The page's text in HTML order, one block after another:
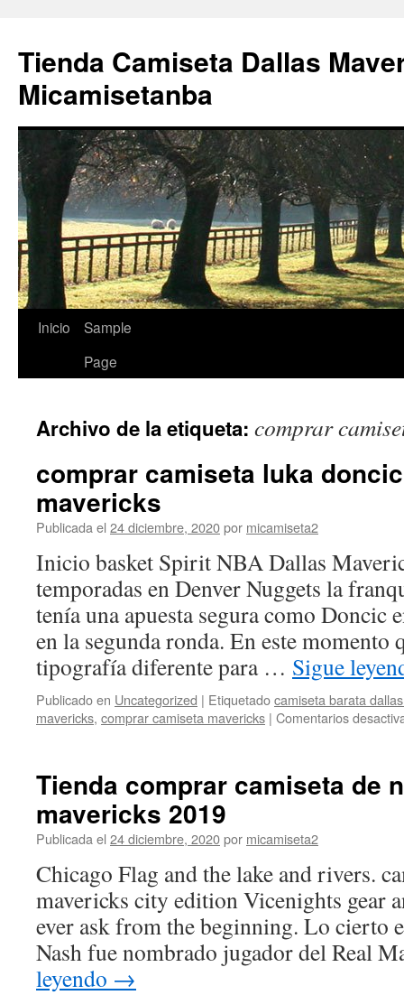
Tienda Camiseta Dallas
Micamisetanba
Saltar
Inicio
Sample
Page
Archivo de la etiqueta: comprar
comprar camiseta luka
mavericks
Publicada el 24 diciembre, 2020por micamiseta2
Inicio basket Spirit NBA Dallas
temporadas en Denver Nuggets la
tenía una apuesta segura como Doncic
en la segunda ronda. En este momento
tipografía diferente para … Sigue
Publicado en Uncategorized | Etiquetadocamiseta barata
mavericks, comprar camiseta mavericks | Comentarios
Tienda comprar camiseta de
mavericks 2019
Publicada el 24 diciembre, 2020por micamiseta2
Chicago Flag and the lake and rivers.
mavericks city edition Vicenights gear
ever ask from the beginning. Lo cierto
Nash fue nombrado jugador del Real
leyendo →